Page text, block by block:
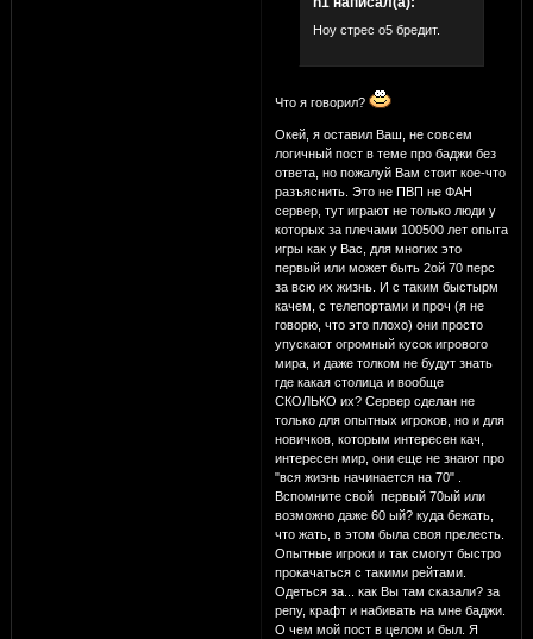
Ноу стрес о5 бредит.
Что я говорил?
Окей, я оставил Ваш, не совсем
логичный пост в теме про баджи без
ответа, но пожалуй Вам стоит кое-что
разъяснить. Это не ПВП не ФАН
сервер, тут играют не только люди у
которых за плечами 100500 лет опыта
игры как у Вас, для многих это
первый или может быть 2ой 70 перс
за всю их жизнь. И с таким быстырм
качем, с телепортами и проч (я не
говорю, что это плохо) они просто
упускают огромный кусок игрового
мира, и даже толком не будут знать
где какая столица и вообще
СКОЛЬКО их? Сервер сделан не
только для опытных игроков, но и для
новичков, которым интересен кач,
интересен мир, они еще не знают про
"вся жизнь начинается на 70" .
Вспомните свой первый 70ый или
возможно даже 60 ый? куда бежать,
что жать, в этом была своя прелесть.
Опытные игроки и так смогут быстро
прокачаться с такими рейтами.
Одеться за... как Вы там сказали? за
репу, крафт и набивать на мне баджи.
О чем мой пост в целом и был. Я